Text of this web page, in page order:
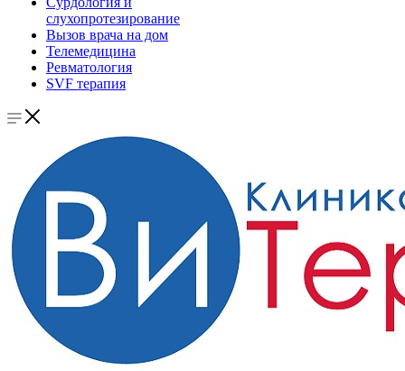
слухопротезирование
Вызов врача на дом
Телемедицина
Ревматология
SVF терапия